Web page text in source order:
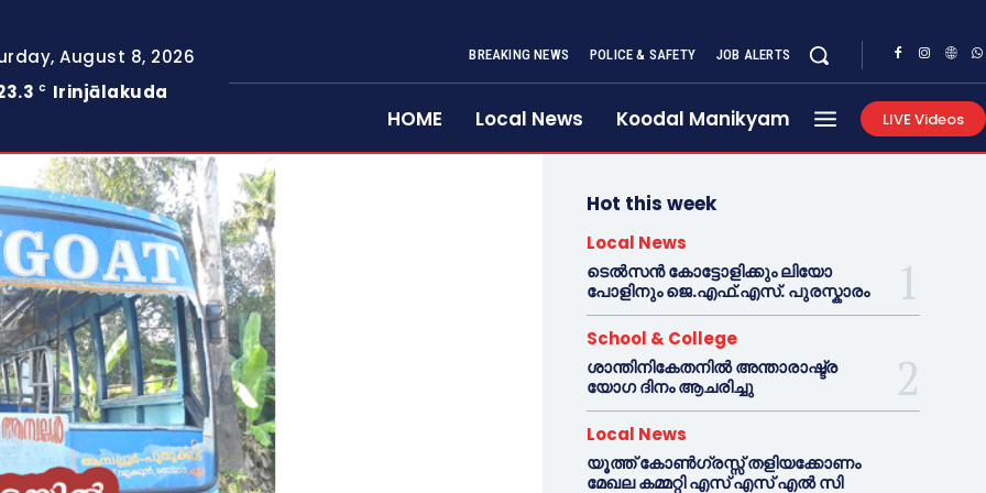
August 8, 2026
C Irinjālakuda
BREAKING NEWS POLICE & SAFETY JOB ALERTS
HOME Local News Koodal Manikyam LIVE Videos
Hot this week
Local News
ടെൽസൻ കോട്ടോളിക്കും ലിയോ
പോളിനും ജെ.എഫ്.എസ്. പുരസ്കാരം
School & College
ശാന്തിനികേതനിൽ അന്താരാഷ്ട്ര
യോഗ ദിനം ആചരിച്ചു
Local News
യൂത്ത് കോൺഗ്രസ്സ് തളിയക്കോണം
മേഖല കമ്മറ്റി എസ് എസ് എൽ സി